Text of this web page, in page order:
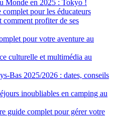
Monde en 2025 : Tokyo !
pour les éducateurs
profiter de ses
pour votre aventure au
culturelle et multimédia au
Bas 2025/2026 : dates, conseils
inoubliables en camping au
guide complet pour gérer votre